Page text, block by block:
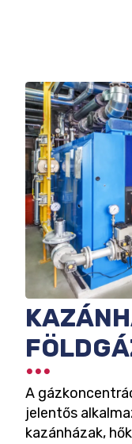
A
jelentős
kazánházak,